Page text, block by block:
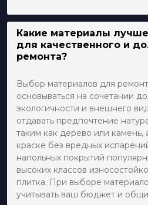
Какие материалы
для качественного и
ремонта?
Выбор материалов для
основываться на сочетании
экологичности и внешнего
отдавать предпочтение
таким как дерево или камень,
краске без вредных
напольных покрытий
высоких классов
плитка. При выборе
учитывать ваш бюджет и